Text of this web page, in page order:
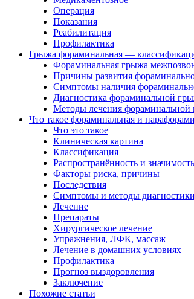
Операция
Показания
Реабилитация
Профилактика
Грыжа фораминальная —
Фораминальная грыжа
Причины развития
Симптомы наличия
Диагностика фораминальной
Методы лечения фораминальной
Что такое фораминальная и
Что это такое
Клиническая картина
Классификация
Распространённость и значимость
Факторы риска, причины
Последствия
Симптомы и методы диагностики
Лечение
Препараты
Хирургическое лечение
Упражнения, ЛФК, массаж
Лечение в домашних условиях
Профилактика
Прогноз выздоровления
Заключение
Похожие статьи